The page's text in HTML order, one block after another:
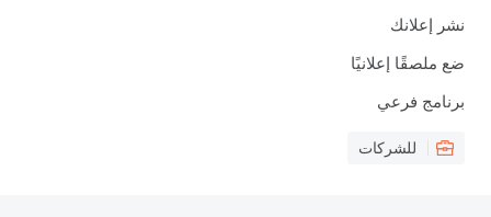
نشر إعلانك
ضع ملصقًا إعلانيًا
برنامج فرعي
للشركات